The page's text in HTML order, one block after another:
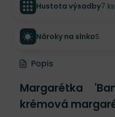
Hustota výsadby7
Nároky na slnkoS
Popis
Margarétka
krémová